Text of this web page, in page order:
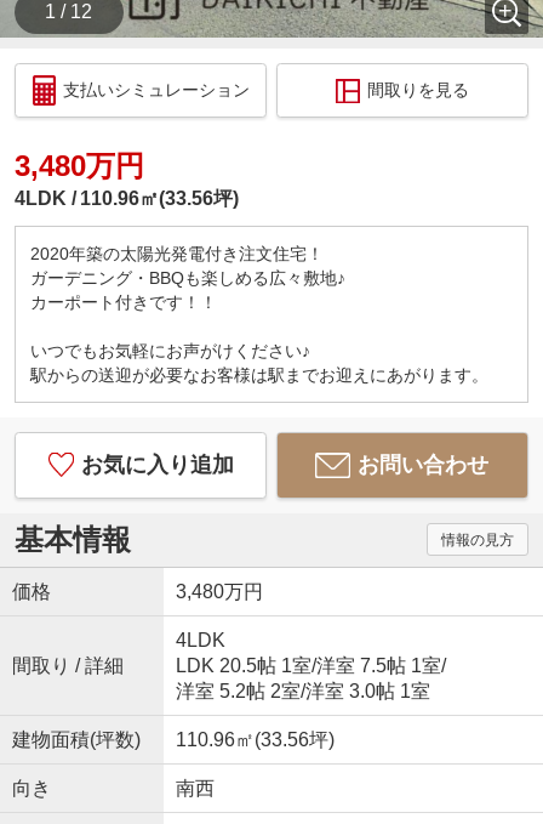
1 / 12
支払いシミュレーション 間取りを見る
3,480万円
4LDK 110.96㎡(33.56坪)
2020年築の太陽光発電付き注文住宅！
ガーデニング・BBQも楽しめる広々敷地♪
カーポート付きです！！
いつでもお気軽にお声がけください♪
駅からの送迎が必要なお客様は駅までお迎えにあがります。
お気に入り追加 お問い合わせ
基本情報 情報の見方
価格 3,480万円
間取り / 詳細
4LDK
LDK 20.5帖 1室/洋室 7.5帖 1室/
洋室 5.2帖 2室/洋室 3.0帖 1室
建物面積(坪数) 110.96㎡(33.56坪)
向き 南西